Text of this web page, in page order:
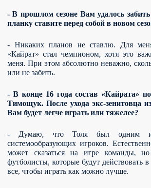
- В прошлом сезоне Вам удалось
планку ставите перед собой в новом
- Никаких планов не ставлю. Для
«Кайрат» стал чемпионом, хотя это
меня. При этом абсолютно неважно,
или не забить.
- В конце 16 года состав «Кайрата»
Тимощук. После ухода экс-зенитовца
Вам будет легче играть или тяжелее?
- Думаю, что Толя был одним
системообразующих игроков.
может сказаться на игре команды,
футболисты, которые будут действовать
все, чтобы играть как можно лучше.